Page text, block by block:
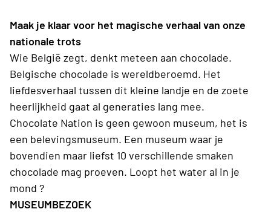
Maak je klaar voor het magische verhaal van onze
nationale trots
Wie België zegt, denkt meteen aan chocolade.
Belgische chocolade is wereldberoemd. Het
liefdesverhaal tussen dit kleine landje en de zoete
heerlijkheid gaat al generaties lang mee.
Chocolate Nation is geen gewoon museum, het is
een belevingsmuseum. Een museum waar je
bovendien maar liefst 10 verschillende smaken
chocolade mag proeven. Loopt het water al in je
mond ?
MUSEUMBEZOEK